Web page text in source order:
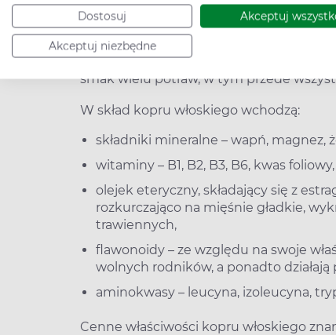
Dostosuj Akceptuj
Akceptuj niezbędne
ma wiele cennych właściwości pro-
trawienie, wykrztuśnie i
Koper włoski jest powszechnie
smak wielu potraw, w tym przede
W skład kopru włoskiego wchodzą:
składniki mineralne – wapń, magnez,
witaminy – B1, B2, B3, B6, kwas foliowy,
olejek eteryczny, składający się z
rozkurczająco na mięśnie gładkie,
trawiennych,
flawonoidy – ze względu na swoje
wolnych rodników, a ponadto
aminokwasy – leucyna, izoleucyna,
Cenne właściwości kopru włoskiego